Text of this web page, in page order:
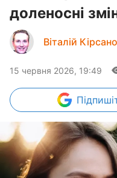
доленосні
Віталій
15 червня 2026, 19:49